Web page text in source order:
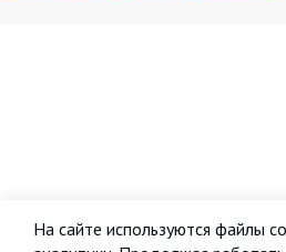
На сайте используются файлы